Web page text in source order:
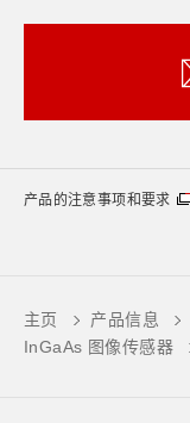
产品的注意事项和要求
主页 产品信息
InGaAs 图像传感器